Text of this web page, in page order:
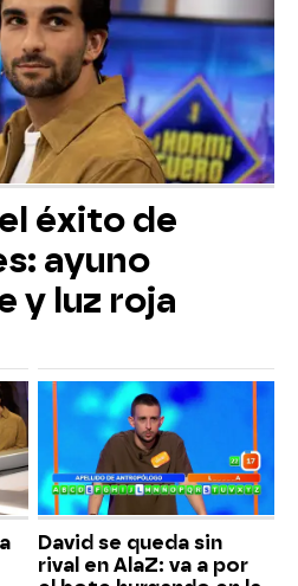
éxito de
ayuno
y luz roja
David se queda sin
rival en AlaZ: va a por